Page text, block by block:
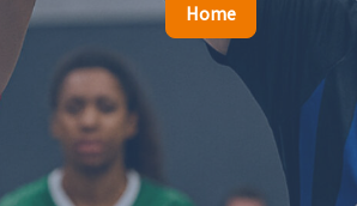
Home